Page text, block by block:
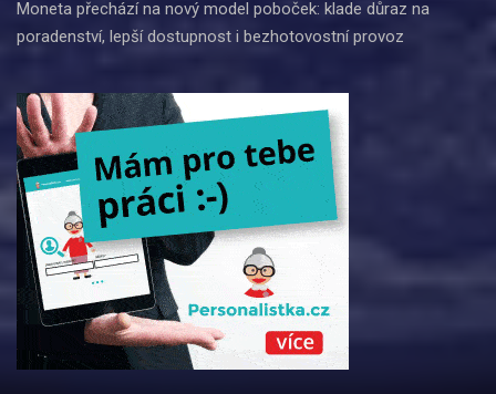
Moneta přechází na nový model poboček: klade důraz na
poradenství, lepší dostupnost i bezhotovostní provoz